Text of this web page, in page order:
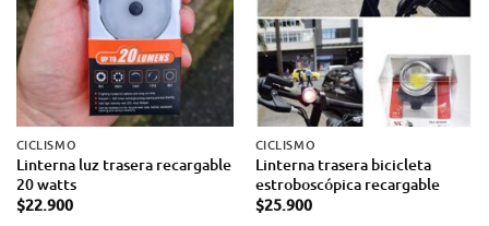
CICLISMO
Linterna luz trasera recargable
20 watts
$22.900
CICLISMO
Linterna trasera bicicleta
estroboscópica recargable
$25.900